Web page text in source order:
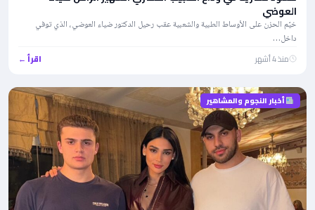
العوضي
خيّم الحزن على الأوساط الطبية والشعبية عقب رحيل الدكتور ضياء العوضي، الذي توفي
داخل…
منذ 4 أشهر اقرأ ←
أخبار النجوم والمشاهير